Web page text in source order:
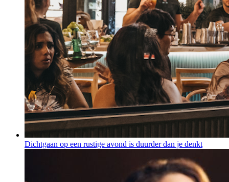
Dichtgaan op een rustige avond is duurder dan je denkt